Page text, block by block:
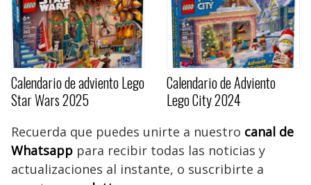
Calendario de adviento Lego
Star Wars 2025
Calendario de Adviento
Lego City 2024
Recuerda que puedes unirte a nuestro canal de
Whatsapp para recibir todas las noticias y
actualizaciones al instante, o suscribirte a